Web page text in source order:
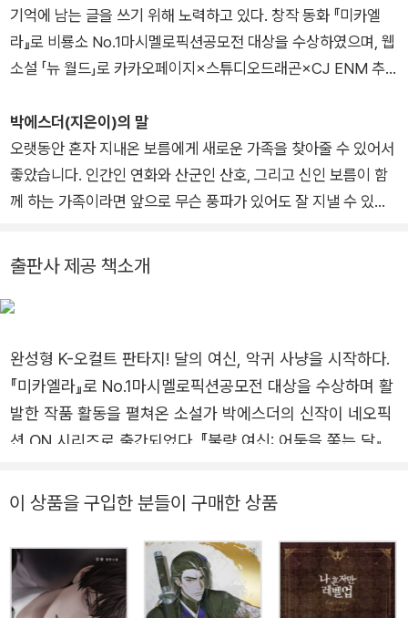
기억에 남는 글을 쓰기 위해 노력하고 있다. 창작 동화 『미카엘
라』로 비룡소 No.1마시멜로픽션공모전 대상을 수상하였으며, 웹
소설 「뉴 월드」로 카카오페이지×스튜디오드래곤×CJ ENM 추
사아씨전』 『영매 소녀』 『정원의 계시록』 『불량 여신』, 앤솔러지
『3월 2일, 시작의 날』 등 다양한 소설을 집필하였다.
박에스더(지은이)의 말
오랫동안 혼자 지내온 보름에게 새로운 가족을 찾아줄 수 있어서
좋았습니다. 인간인 연화와 산군인 산호, 그리고 신인 보름이 함
께 하는 가족이라면 앞으로 무슨 풍파가 있어도 잘 지낼 수 있을
불구하고 모인 이들이 가끔은 더 가족다운 느낌을 내기도 합니다.
그건 아마 피보다도 진한 감정과 유대감이 그들을 엮어주기 때문
이 아닐까 싶습니다. 그러니 이 이야기는 진짜 나를 찾아가는 것,
출판사 제공 책소개
완성형 K-오컬트 판타지! 달의 여신, 악귀 사냥을 시작하다.
『미카엘라』로 No.1마시멜로픽션공모전 대상을 수상하며 활
발한 작품 활동을 펼쳐온 소설가 박에스더의 신작이 네오픽
션 ON 시리즈로 출간되었다. 『불량 여신: 어둠을 쫓는 달』은
세계관의 정수를 담은 완성형 작품이라 할 만하다. 인간 세
산신(山神) 마고의 복수를 꿈꾸는 산군(山君) 산호. 그리고
몸에 들린 허주신에게 영혼을 먹혀가는 무당 연화선녀까지.
악귀 사냥을 위한 신과 인간의 공조는 과연 성공할 수 있을
이 상품을 구입한 분들이 구매한 상품